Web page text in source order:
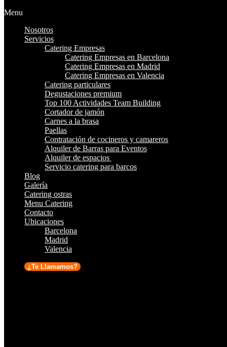
Menu
Nosotros
Servicios
Catering Empresas
Catering Empresas en Barcelona
Catering Empresas en Madrid
Catering Empresas en Valencia
Catering particulares
Degustaciones premium
Top 100 Actividades Team Building
Cortador de jamón
Carnes a la brasa
Paellas
Contratación de cocineros y camareros
Alquiler de Barras para Eventos
Alquiler de espacios
Servicio catering para barcos
Blog
Galería
Catering ostras
Menu Catering
Contacto
Ubicaciones
Barcelona
Madrid
Valencia
¿Te Llamamos?